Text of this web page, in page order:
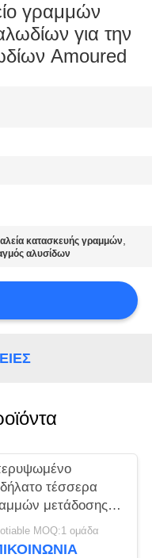
γραμμών
για την
Amoured
κατασκευής γραμμών,
αλυσίδων
τέσσερα
μετάδοσης
γραμμών
αγωγών
MOQ:1 ομάδα